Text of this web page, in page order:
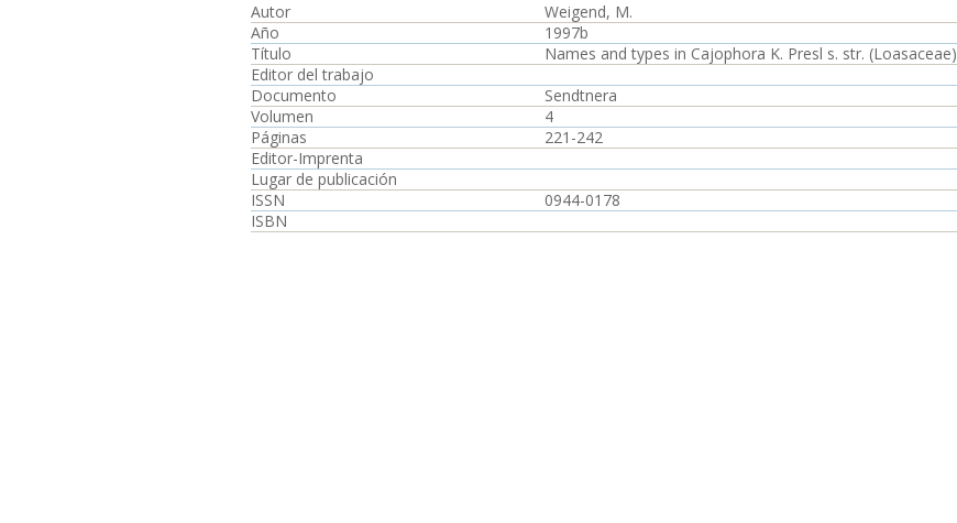
Autor
Weigend, M.
Año
1997b
Título
Names and types in Cajophora K. Presl s. str. (Loasaceae)
Editor del trabajo
Documento
Sendtnera
Volumen
4
Páginas
221-242
Editor-Imprenta
Lugar de publicación
ISSN
0944-0178
ISBN